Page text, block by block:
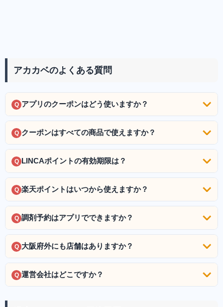
アカカベのよくある質問
Q アプリのクーポンはどう使いますか？
Q クーポンはすべての商品で使えますか？
Q LINCAポイントの有効期限は？
Q 楽天ポイントはいつから使えますか？
Q 調剤予約はアプリでできますか？
Q 大阪府外にも店舗はありますか？
Q 運営会社はどこですか？